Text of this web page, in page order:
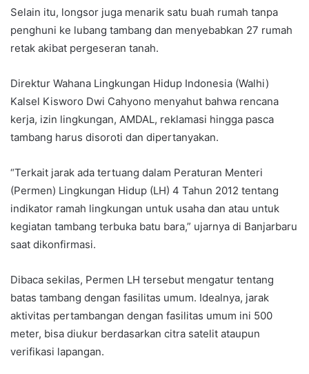
Selain itu, longsor juga menarik satu buah rumah tanpa
penghuni ke lubang tambang dan menyebabkan 27 rumah
retak akibat pergeseran tanah.
Direktur Wahana Lingkungan Hidup Indonesia (Walhi)
Kalsel Kisworo Dwi Cahyono menyahut bahwa rencana
kerja, izin lingkungan, AMDAL, reklamasi hingga pasca
tambang harus disoroti dan dipertanyakan.
“Terkait jarak ada tertuang dalam Peraturan Menteri
(Permen) Lingkungan Hidup (LH) 4 Tahun 2012 tentang
indikator ramah lingkungan untuk usaha dan atau untuk
kegiatan tambang terbuka batu bara,” ujarnya di Banjarbaru
saat dikonfirmasi.
Dibaca sekilas, Permen LH tersebut mengatur tentang
batas tambang dengan fasilitas umum. Idealnya, jarak
aktivitas pertambangan dengan fasilitas umum ini 500
meter, bisa diukur berdasarkan citra satelit ataupun
verifikasi lapangan.